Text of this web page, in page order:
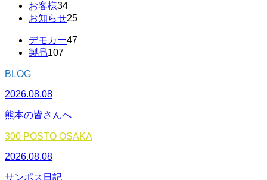
お客様34
お知らせ25
デモカー47
製品107
BLOG
2026.08.08
熊本の皆さんへ
300 POSTO OSAKA
2026.08.08
サンポス日記